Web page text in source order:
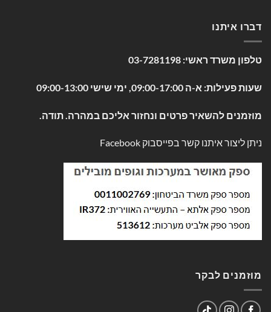
דברו איתנו
טלפון משרד ראשי: 03-7281198
שעות פעילות: א-ה 09:00-17:00, ימי שישי 09:00-13:00
מוזמנים להשאיר פרטים ונחזור אליכם במהרה. תודה.
ניתן ליצור איתנו קשר בפייסבוק Facebook
מוזמנים לבקר